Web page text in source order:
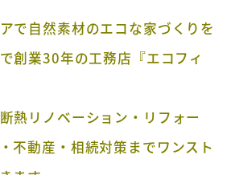
で自然素材のエコな家づくりを
創業30年の工務店『エコフィ
熱リノベーション・リフォー
不動産・相続対策までワンスト